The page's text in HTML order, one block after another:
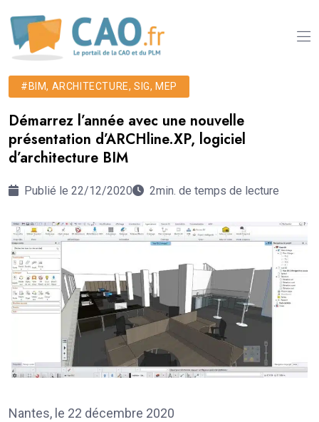
#BIM, ARCHITECTURE, SIG, MEP
Démarrez l’année avec une nouvelle
présentation d’ARCHline.XP, logiciel
d’architecture BIM
Publié le 22/12/2020 2min. de temps de lecture
Nantes, le 22 décembre 2020